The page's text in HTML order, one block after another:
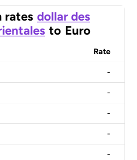
rates dollar des
to Euro
Rate
-
-
-
-
-